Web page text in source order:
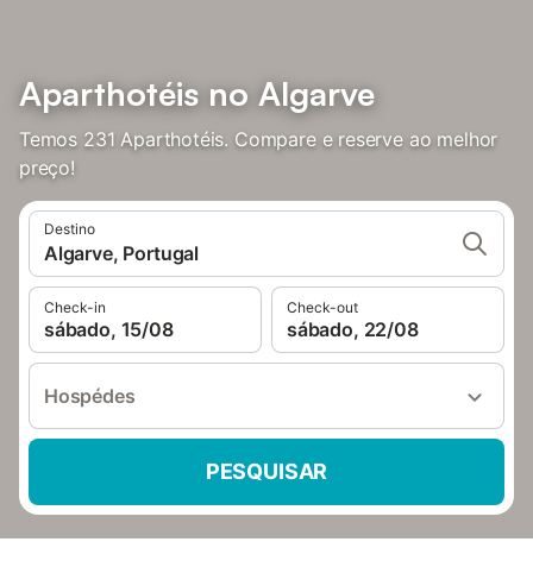
Aparthotéis no Algarve
Temos 231 Aparthotéis. Compare e reserve ao melhor
preço!
Destino
Algarve, Portugal
Check-in
sábado, 15/08
Check-out
sábado, 22/08
Hospédes
PESQUISAR